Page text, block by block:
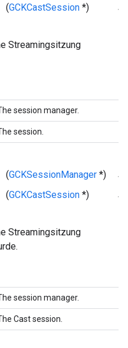
(GCKCastSession *)
Streamingsitzung
session manager.
session.
(GCKSessionManager *)
(GCKCastSession *)
Streamingsitzung
session manager.
Cast session.